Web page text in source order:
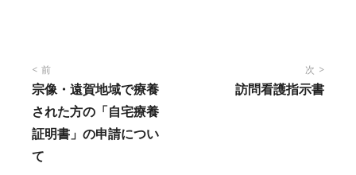
投
稿
ナ
前
宗像・遠賀地域で療養
された方の「自宅療養
証明書」の申請につい
て
次
訪問看護指示書